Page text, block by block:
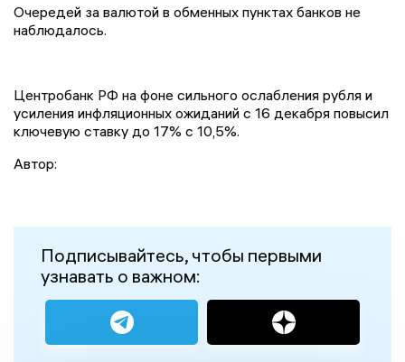
Очередей за валютой в обменных пунктах банков не
наблюдалось.
Центробанк РФ на фоне сильного ослабления рубля и
усиления инфляционных ожиданий с 16 декабря повысил
ключевую ставку до 17% с 10,5%.
Автор:
Подписывайтесь, чтобы первыми
узнавать о важном: